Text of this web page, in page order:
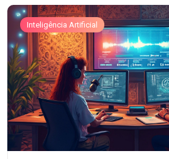
Inteligência Artificial